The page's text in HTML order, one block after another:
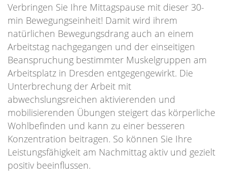
Verbringen Sie Ihre Mittagspause mit dieser 30-
min Bewegungseinheit! Damit wird ihrem
natürlichen Bewegungsdrang auch an einem
Arbeitstag nachgegangen und der einseitigen
Beanspruchung bestimmter Muskelgruppen am
Arbeitsplatz in Dresden entgegengewirkt. Die
Unterbrechung der Arbeit mit
abwechslungsreichen aktivierenden und
mobilisierenden Übungen steigert das körperliche
Wohlbefinden und kann zu einer besseren
Konzentration beitragen. So können Sie Ihre
Leistungsfähigkeit am Nachmittag aktiv und gezielt
positiv beeinflussen.